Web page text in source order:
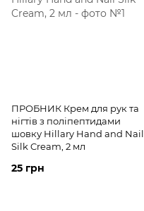
ПРОБНИК Крем для рук та
нігтів з поліпептидами
шовку Hillary Hand and Nail
Silk Cream, 2 мл
25 грн